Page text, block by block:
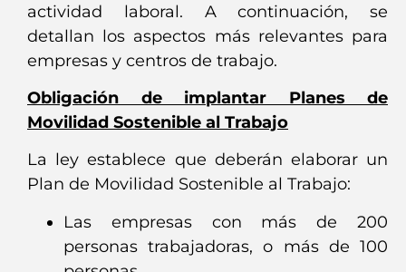
actividad laboral. A continuación, se
detallan los aspectos más relevantes para
empresas y centros de trabajo.
Obligación de implantar Planes de
Movilidad Sostenible al Trabajo
La ley establece que deberán elaborar un
Plan de Movilidad Sostenible al Trabajo:
Las empresas con más de 200
personas trabajadoras, o más de 100